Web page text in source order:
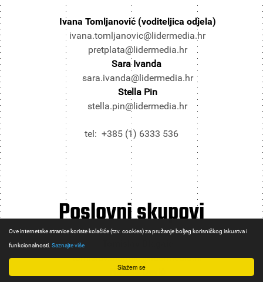
Slažem se
Ove internetske stranice koriste kolačiće (tzv. cookies) za pružanje boljeg korisničkog iskustva i
funkcionalnosti. Saznajte više
Ivana Tomljanović (voditeljica odjela)
ivana.tomljanovic@lidermedia.hr
pretplata@lidermedia.hr
Sara Ivanda
sara.ivanda@lidermedia.hr
Stella Pin
stella.pin@lidermedia.hr
tel: +385 (1) 6333 536
Poslovniskupovi
tomislav.blagaic@lidermedia.hr
Nataša Dević